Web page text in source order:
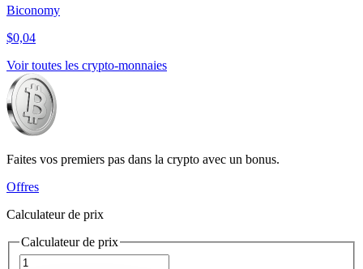
Biconomy
$0,04
Voir toutes les crypto-monnaies
Faites vos premiers pas dans la crypto avec un bonus.
Offres
Calculateur de prix
Calculateur de prix